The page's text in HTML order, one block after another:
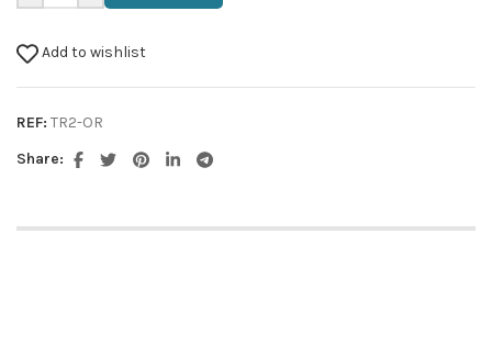
Add to wishlist
REF: TR2-OR
Share: